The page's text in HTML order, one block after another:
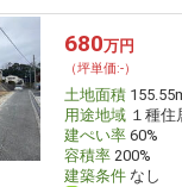
680万円
（坪単価:-）
土地面積
用途地域１種住
建ぺい率60%
容積率200%
建築条件なし